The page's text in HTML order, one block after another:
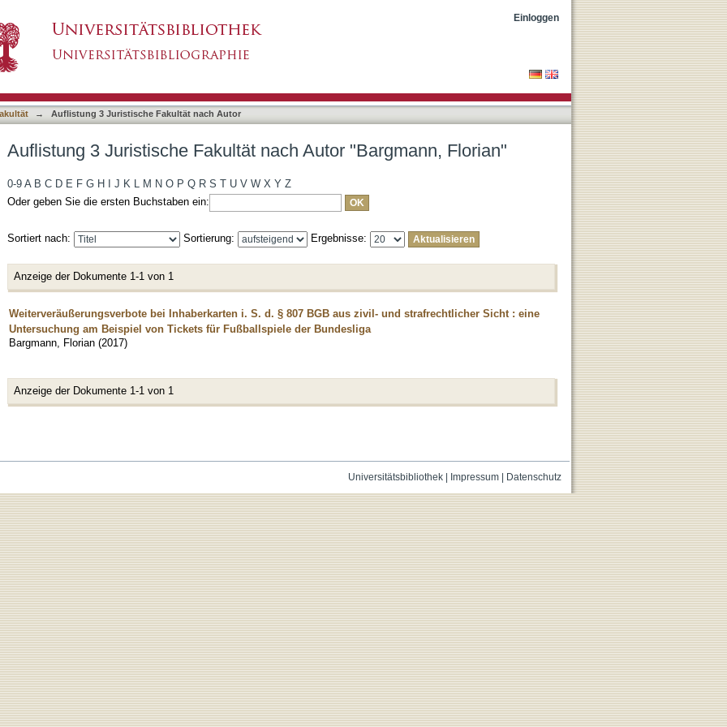
Einloggen
→ Auflistung 3 Juristische Fakultät nach Autor
Auflistung 3 Juristische Fakultät nach Autor "Bargmann, Florian"
0-9 A B C D E F G H J K L M N O P Q R S T U V W X Y Z
Oder geben Sie die ersten Buchstaben ein:
Sortiert nach: Sortierung: Ergebnisse:
Anzeige der Dokumente 1-1 von 1
Weiterveräußerungsverbote bei Inhaberkarten i. S. d. § 807 BGB aus zivil- und strafrechtlicher Sicht : eine
Untersuchung am Beispiel von Tickets für Fußballspiele der Bundesliga
Bargmann, Florian (2017)
Anzeige der Dokumente 1-1 von 1
Universitätsbibliothek| Impressum| Datenschutz